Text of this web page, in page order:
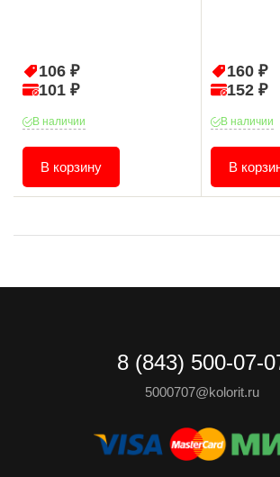
106 ₽
101 ₽
В наличии
В корзину
160 ₽
152 ₽
В наличии
В
8 (843) 500-07-
5000707@kolorit.ru